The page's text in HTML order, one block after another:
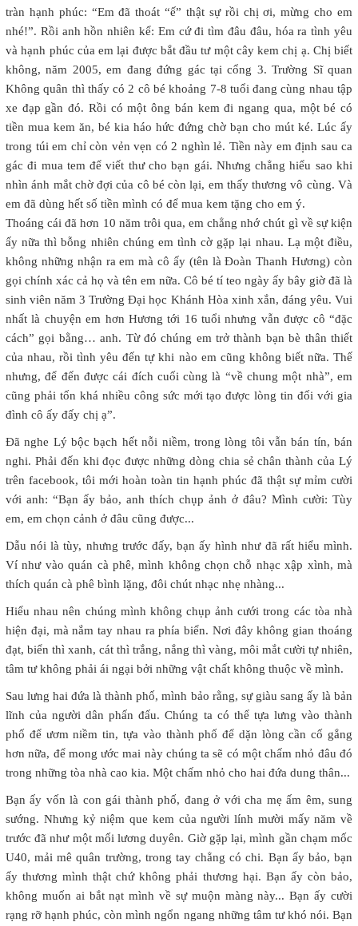
tràn hạnh phúc: “Em đã thoát “ế” thật sự rồi chị ơi, mừng cho em
nhé!”. Rồi anh hồn nhiên kể: Em cứ đi tìm đâu đâu, hóa ra tình yêu
và hạnh phúc của em lại được bắt đầu tư một cây kem chị ạ. Chị biết
không, năm 2005, em đang đứng gác tại cổng 3. Trường Sĩ quan
Không quân thì thấy có 2 cô bé khoảng 7-8 tuổi đang cùng nhau tập
xe đạp gần đó. Rồi có một ông bán kem đi ngang qua, một bé có
tiền mua kem ăn, bé kia háo hức đứng chờ bạn cho mút ké. Lúc ấy
trong túi em chỉ còn vẻn vẹn có 2 nghìn lẻ. Tiền này em định sau ca
gác đi mua tem để viết thư cho bạn gái. Nhưng chẳng hiểu sao khi
nhìn ánh mắt chờ đợi của cô bé còn lại, em thấy thương vô cùng. Và
em đã dùng hết số tiền mình có để mua kem tặng cho em ý.
Thoáng cái đã hơn 10 năm trôi qua, em chẳng nhớ chút gì về sự kiện
ấy nữa thì bỗng nhiên chúng em tình cờ gặp lại nhau. Lạ một điều,
không những nhận ra em mà cô ấy (tên là Đoàn Thanh Hương) còn
gọi chính xác cả họ và tên em nữa. Cô bé tí teo ngày ấy bây giờ đã là
sinh viên năm 3 Trường Đại học Khánh Hòa xinh xắn, đáng yêu. Vui
nhất là chuyện em hơn Hương tới 16 tuổi nhưng vẫn được cô “đặc
cách” gọi bằng… anh. Từ đó chúng em trở thành bạn bè thân thiết
của nhau, rồi tình yêu đến tự khi nào em cũng không biết nữa. Thế
nhưng, để đến được cái đích cuối cùng là “về chung một nhà”, em
cũng phải tốn khá nhiều công sức mới tạo được lòng tin đối với gia
đình cô ấy đấy chị ạ”.
Đã nghe Lý bộc bạch hết nỗi niềm, trong lòng tôi vẫn bán tín, bán
nghi. Phải đến khi đọc được những dòng chia sẻ chân thành của Lý
trên facebook, tôi mới hoàn toàn tin hạnh phúc đã thật sự mỉm cười
với anh: “Bạn ấy bảo, anh thích chụp ảnh ở đâu? Mình cười: Tùy
em, em chọn cảnh ở đâu cũng được...
Dẫu nói là tùy, nhưng trước đấy, bạn ấy hình như đã rất hiểu mình.
Ví như vào quán cà phê, mình không chọn chỗ nhạc xập xình, mà
thích quán cà phê bình lặng, đôi chút nhạc nhẹ nhàng...
Hiểu nhau nên chúng mình không chụp ảnh cưới trong các tòa nhà
hiện đại, mà nắm tay nhau ra phía biển. Nơi đây không gian thoáng
đạt, biển thì xanh, cát thì trắng, nắng thì vàng, môi mắt cười tự nhiên,
tâm tư không phải ái ngại bởi những vật chất không thuộc về mình.
Sau lưng hai đứa là thành phố, mình bảo rằng, sự giàu sang ấy là bản
lĩnh của người dân phấn đấu. Chúng ta có thể tựa lưng vào thành
phố để ươm niềm tin, tựa vào thành phố để dặn lòng cần cố gắng
hơn nữa, để mong ước mai này chúng ta sẽ có một chấm nhỏ đâu đó
trong những tòa nhà cao kia. Một chấm nhỏ cho hai đứa dung thân...
Bạn ấy vốn là con gái thành phố, đang ở với cha mẹ ấm êm, sung
sướng. Nhưng kỷ niệm que kem của người lính mười mấy năm về
trước đã như một mối lương duyên. Giờ gặp lại, mình gần chạm mốc
U40, mải mê quân trường, trong tay chẳng có chi. Bạn ấy bảo, bạn
ấy thương mình thật chứ không phải thương hại. Bạn ấy còn bảo,
không muốn ai bắt nạt mình về sự muộn màng này... Bạn ấy cười
rạng rỡ hạnh phúc, còn mình ngổn ngang những tâm tư khó nói. Bạn